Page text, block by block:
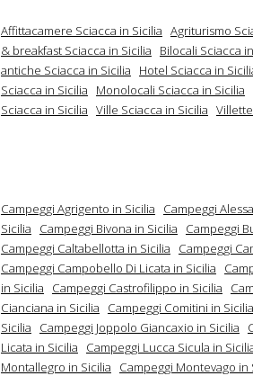
Affittacamere Sciacca in Sicilia Agriturismo
& breakfast Sciacca in Sicilia
Bilocali Sciacca
antiche Sciacca in Sicilia
Hotel Sciacca in
Sciacca in Sicilia
Monolocali Sciacca in Sicilia
Sciacca in Sicilia Ville Sciacca in Sicilia
Campeggi Agrigento in Sicilia Campeggi
Sicilia
Campeggi Bivona in Sicilia Campeggi
Campeggi Caltabellotta in Sicilia
Campeggi
Campeggi Campobello Di Licata in Sicilia
in Sicilia
Campeggi Castrofilippo in Sicilia
Cianciana in Sicilia
Campeggi Comitini in Sicilia
Sicilia
Campeggi Joppolo Giancaxio in Sicilia
Licata in Sicilia
Campeggi Lucca Sicula in
Montallegro in Sicilia
Campeggi Montevago in